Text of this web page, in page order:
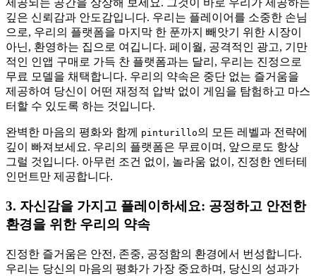
깊은 신뢰감과 안도감입니다. 우리는 플레이어를 소중한 손님
으로, 우리의 플랫폼을 마지막 한 푼까지 빼앗기 위한 시장이
아닌, 환영하는 집으로 여깁니다. 페이월, 공격적인 광고, 기만
적인 인앱 구매로 가득 찬 플랫폼과는 달리, 우리는 진정으로
무료 모델을 채택합니다. 우리의 약속은 중단 없는 즐거움을
제공하여 당신이 어떤 재정적 압박 없이 게임을 탐험하고 마스
터할 수 있도록 하는 것입니다.
완벽한 마음의 평화와 함께 pinturillo의 모든 레벨과 전략에
깊이 빠져보세요. 우리의 플랫폼은 무료이며, 앞으로도 항상
그럴 것입니다. 아무런 조건 없이, 놀라움 없이, 진정한 엔터테
인먼트만 제공합니다.
3. 자신감을 가지고 플레이하세요: 공정하고 안전한
환경을 위한 우리의 약속
진정한 즐거움은 안전, 존중, 공정함의 환경에서 번성합니다.
우리는 당신의 마음의 평화가 가장 중요하며, 당신의 성과가